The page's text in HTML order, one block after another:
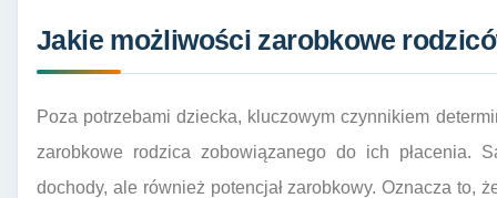
Jakie możliwości zarobkowe
Poza potrzebami dziecka, kluczowym czynnikiem
zarobkowe rodzica zobowiązanego do ich płacenia.
dochody, ale również potencjał zarobkowy. Oznacza to,